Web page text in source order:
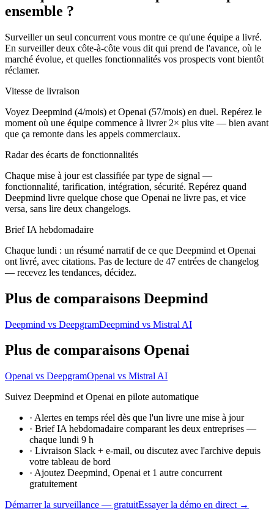
ensemble ?
Surveiller un seul concurrent vous montre ce qu'une équipe a livré.
En surveiller deux côte-à-côte vous dit qui prend de l'avance, où le
marché évolue, et quelles fonctionnalités vos prospects vont bientôt
réclamer.
Vitesse de livraison
Voyez Deepmind (4/mois) et Openai (57/mois) en duel. Repérez le
moment où une équipe commence à livrer 2× plus vite — bien avant
que ça remonte dans les appels commerciaux.
Radar des écarts de fonctionnalités
Chaque mise à jour est classifiée par type de signal —
fonctionnalité, tarification, intégration, sécurité. Repérez quand
Deepmind livre quelque chose que Openai ne livre pas, et vice
versa, sans lire deux changelogs.
Brief IA hebdomadaire
Chaque lundi : un résumé narratif de ce que Deepmind et Openai
ont livré, avec citations. Pas de lecture de 47 entrées de changelog
— recevez les tendances, décidez.
Plus de comparaisons Deepmind
Deepmind vs DeepgramDeepmind vs Mistral AI
Plus de comparaisons Openai
Openai vs DeepgramOpenai vs Mistral AI
Suivez Deepmind et Openai en pilote automatique
· Alertes en temps réel dès que l'un livre une mise à jour
· Brief IA hebdomadaire comparant les deux entreprises —
chaque lundi 9 h
· Livraison Slack + e-mail, ou discutez avec l'archive depuis
votre tableau de bord
· Ajoutez Deepmind, Openai et 1 autre concurrent
gratuitement
Démarrer la surveillance — gratuitEssayer la démo en direct →